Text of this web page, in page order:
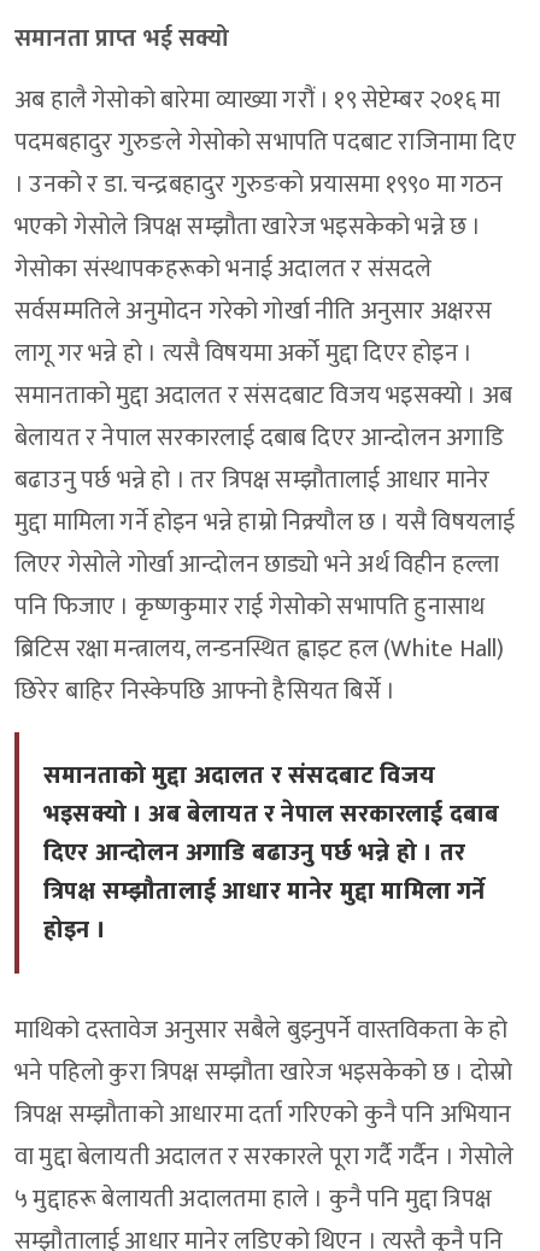
समानता प्राप्त भई सक्यो
अब हालै गेसोको बारेमा व्याख्या गरौं । १९ सेप्टेम्बर २०१६ मा
पदमबहादुर गुरुङले गेसोको सभापति पदबाट राजिनामा दिए
। उनको र डा. चन्द्रबहादुर गुरुङको प्रयासमा १९९० मा गठन
भएको गेसोले त्रिपक्ष सम्झौता खारेज भइसकेको भन्ने छ ।
गेसोका संस्थापकहरूको भनाई अदालत र संसदले
सर्वसम्मतिले अनुमोदन गरेको गोर्खा नीति अनुसार अक्षरस
लागू गर भन्ने हो । त्यसै विषयमा अर्को मुद्दा दिएर होइन ।
समानताको मुद्दा अदालत र संसदबाट विजय भइसक्यो । अब
बेलायत र नेपाल सरकारलाई दबाब दिएर आन्दोलन अगाडि
बढाउनु पर्छ भन्ने हो । तर त्रिपक्ष सम्झौतालाई आधार मानेर
मुद्दा मामिला गर्ने होइन भन्ने हाम्रो निक्र्यौल छ । यसै विषयलाई
लिएर गेसोले गोर्खा आन्दोलन छाड्यो भने अर्थ विहीन हल्ला
पनि फिजाए । कृष्णकुमार राई गेसोको सभापति हुनासाथ
ब्रिटिस रक्षा मन्त्रालय, लन्डनस्थित ह्वाइट हल (White Hall)
छिरेर बाहिर निस्केपछि आफ्नो हैसियत बिर्से ।
समानताको मुद्दा अदालत र संसदबाट विजय
भइसक्यो । अब बेलायत र नेपाल सरकारलाई दबाब
दिएर आन्दोलन अगाडि बढाउनु पर्छ भन्ने हो । तर
त्रिपक्ष सम्झौतालाई आधार मानेर मुद्दा मामिला गर्ने
होइन ।
माथिको दस्तावेज अनुसार सबैले बुझ्नुपर्ने वास्तविकता के हो
भने पहिलो कुरा त्रिपक्ष सम्झौता खारेज भइसकेको छ । दोस्रो
त्रिपक्ष सम्झौताको आधारमा दर्ता गरिएको कुनै पनि अभियान
वा मुद्दा बेलायती अदालत र सरकारले पूरा गर्दै गर्दैन । गेसोले
५ मुद्दाहरू बेलायती अदालतमा हाले । कुनै पनि मुद्दा त्रिपक्ष
सम्झौतालाई आधार मानेर लडिएको थिएन । त्यस्तै कुनै पनि